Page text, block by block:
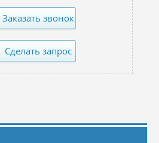
Заказать звонок
Сделать запрос